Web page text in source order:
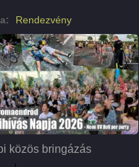
felvonulása 2026)
Rendezvény
közös bringázás